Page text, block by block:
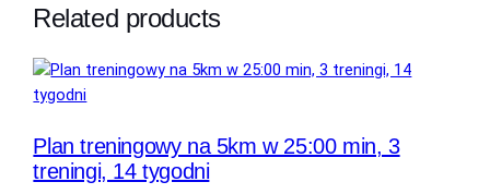
n
n
g
1
Related products
Plan treningowy na 5km w 25:00 min, 3
treningi, 14 tygodni